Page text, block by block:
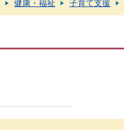
健康・福祉 子育て支援